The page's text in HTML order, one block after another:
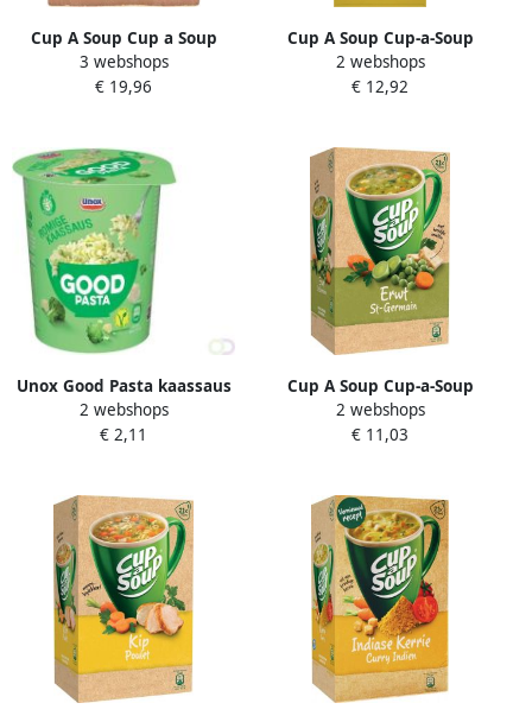
Cup A Soup Cup a Soup
champignon crème met
croutons voor automaten
3 webshops
€ 19,96
Cup A Soup Cup-a-Soup
mosterd pak van 24 zakjes
2 webshops
€ 12,92
Unox Good Pasta kaassaus
cup
2 webshops
€ 2,11
Cup A Soup Cup-a-Soup
erwten (St. Germain) pak
van 21 zakjes
2 webshops
€ 11,03